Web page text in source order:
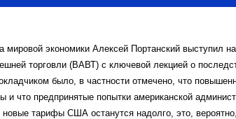
мировой экономики Алексей Портанский выступил
торговли (ВАВТ) с ключевой лекцией о
было, в частности отмечено, что
что предпринятые попытки американской
тарифы США останутся надолго, это,